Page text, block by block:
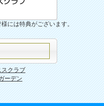
には特典がございます。
スクラブ
ーデン